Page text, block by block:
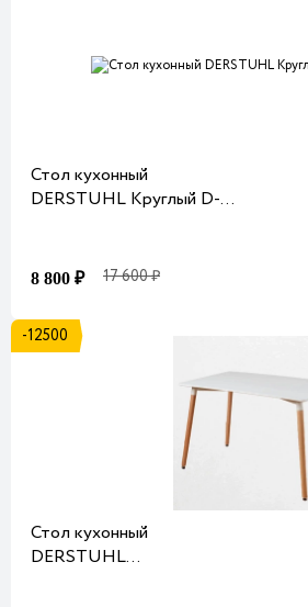
Стол кухонный
DERSTUHL Круглый D-
8 800 ₽ 17 600 ₽
-12500
Стол кухонный
DERSTUHL